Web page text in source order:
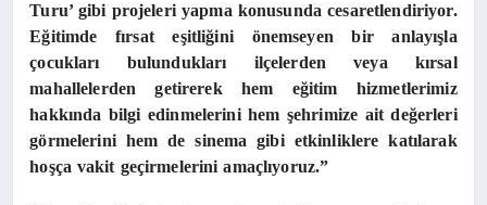
Turu’ gibi projeleri yapma konusunda cesaretlendiriyor.
Eğitimde fırsat eşitliğini önemseyen bir anlayışla
çocukları bulundukları ilçelerden veya kırsal
mahallelerden getirerek hem eğitim hizmetlerimiz
hakkında bilgi edinmelerini hem şehrimize ait değerleri
görmelerini hem de sinema gibi etkinliklere katılarak
hoşça vakit geçirmelerini amaçlıyoruz.”